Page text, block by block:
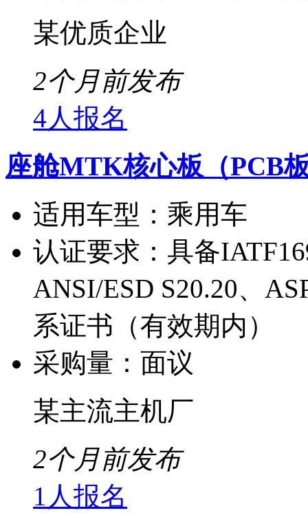
某优质企业
2个月前发布
4人报名
座舱MTK核心板（PCB
适用车型： 乘用车
认证要求： 具备
ANSI/ESD S20.20、
系证书（有效期内）
采购量： 面议
某主流主机厂
2个月前发布
1人报名